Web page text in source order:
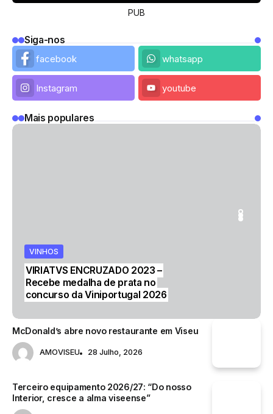
PUB
Siga-nos
facebook
whatsapp
Instagram youtube
Mais populares
VINHOS
VIRIATVS ENCRUZADO 2023 –
Recebe medalha de prata no
concurso da Viniportugal 2026
McDonald’s abre novo restaurante em Viseu
AMOVISEU 28 Julho, 2026
Terceiro equipamento 2026/27: “Do nosso
Interior, cresce a alma viseense”